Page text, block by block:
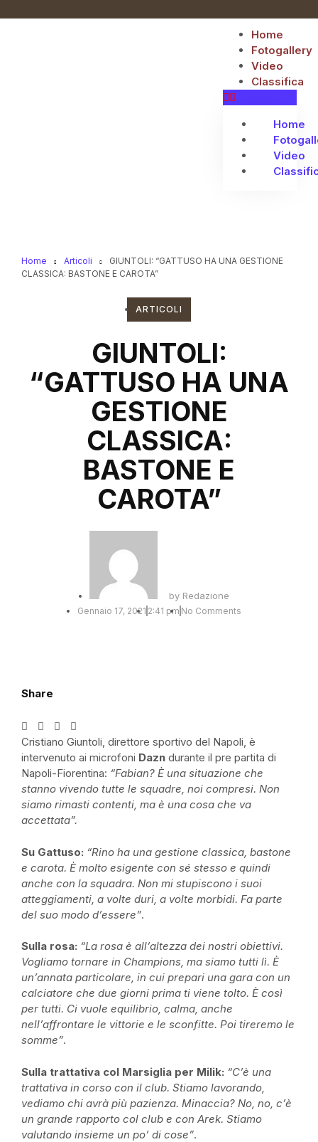
Home
Fotogallery
Video
Classifica
Home
Video
Home Articoli
GIUNTOLI: “GATTUSO HA UNA GESTIONE
CLASSICA: BASTONE E CAROTA”
ARTICOLI
GIUNTOLI:
“GATTUSO HA UNA
GESTIONE
CLASSICA:
BASTONE E
CAROTA”
byRedazione
Gennaio 17, 2021 2:41 pm No Comments
Share
Cristiano Giuntoli, direttore sportivo del Napoli, è
intervenuto ai microfoni Dazn durante il pre partita di
Napoli-Fiorentina: “Fabian? È una situazione che
stanno vivendo tutte le squadre, noi compresi. Non
siamo rimasti contenti, ma è una cosa che va
accettata”.
Su Gattuso: “Rino ha una gestione classica, bastone
e carota. È molto esigente con sé stesso e quindi
anche con la squadra. Non mi stupiscono i suoi
atteggiamenti, a volte duri, a volte morbidi. Fa parte
del suo modo d’essere”.
Sulla rosa: “La rosa è all’altezza dei nostri obiettivi.
Vogliamo tornare in Champions, ma siamo tutti lì. È
un’annata particolare, in cui prepari una gara con un
calciatore che due giorni prima ti viene tolto. È così
per tutti. Ci vuole equilibrio, calma, anche
nell’affrontare le vittorie e le sconfitte. Poi tireremo le
somme”.
Sulla trattativa col Marsiglia per Milik: “C’è una
trattativa in corso con il club. Stiamo lavorando,
vediamo chi avrà più pazienza. Minaccia? No, no, c’è
un grande rapporto col club e con Arek. Stiamo
valutando insieme un po’ di cose”.